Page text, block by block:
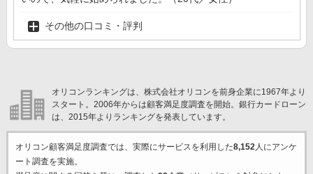
その他の口コミ・評判
オリコンランキングは、株式会社オリコンを前身企業に1967年より
スタート。2006年からは顧客満足度調査を開始。銀行カードローン
は、2015年よりランキングを発表しています。
オリコン顧客満足度調査では、実際にサービスを利用した8,152人にアンケ
ート調査を実施。